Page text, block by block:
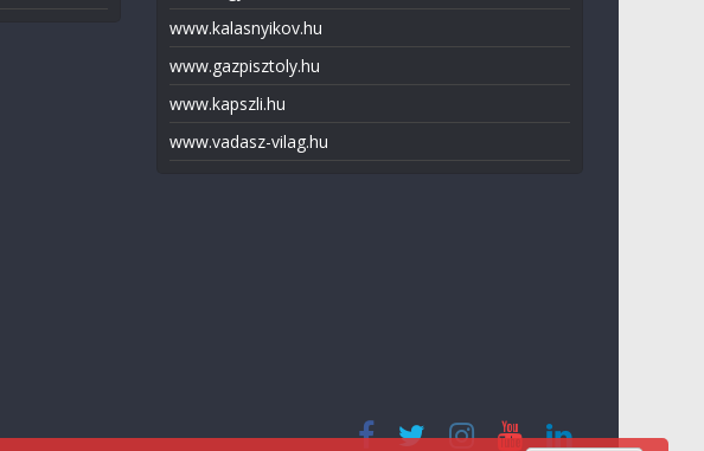
www.kalasnyikov.hu
www.gazpisztoly.hu
www.kapszli.hu
www.vadasz-vilag.hu